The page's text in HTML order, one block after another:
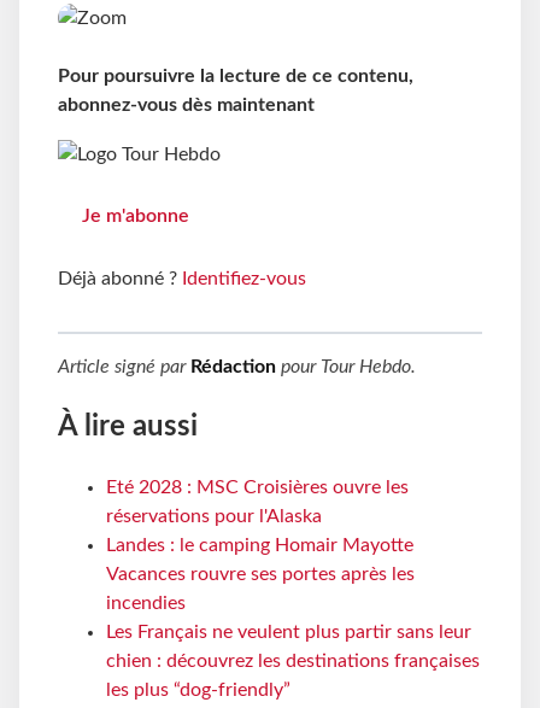
Pour poursuivre la lecture de ce contenu,
abonnez-vous dès maintenant
Je m'abonne
Déjà abonné ? Identifiez-vous
Article signé par Rédaction pour Tour Hebdo.
À lire aussi
Eté 2028 : MSC Croisières ouvre les
réservations pour l'Alaska
Landes : le camping Homair Mayotte
Vacances rouvre ses portes après les
incendies
Les Français ne veulent plus partir sans leur
chien : découvrez les destinations françaises
les plus “dog-friendly”